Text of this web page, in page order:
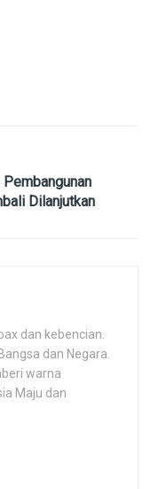
Dilanjutkan
dan kebencian.
dan Negara.
warna
Maju dan